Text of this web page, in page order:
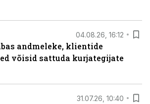
04.08.26, 16:12
andmeleke, klientide
võisid sattuda kurjategijate
31.07.26, 10:40